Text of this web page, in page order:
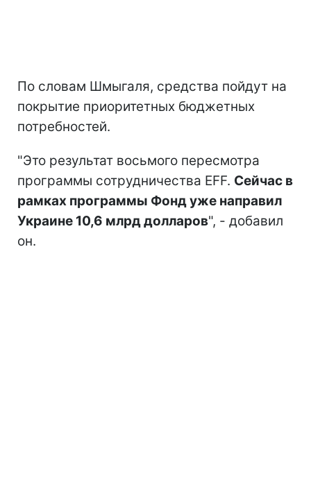
По словам Шмыгаля, средства пойдут на
покрытие приоритетных бюджетных
потребностей.
"Это результат восьмого пересмотра
программы сотрудничества EFF. Сейчас в
рамках программы Фонд уже направил
Украине 10,6 млрд долларов", - добавил
он.